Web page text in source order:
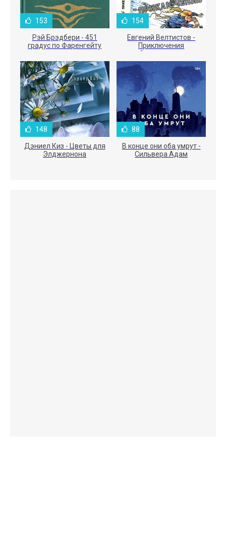
153
Рэй Брэдбери - 451
градус по Фаренгейту
154
Евгений Велтистов -
Приключения
Электроника
148
Дэниел Киз - Цветы для
Элджернона
88
В конце они оба умрут -
Сильвера Адам